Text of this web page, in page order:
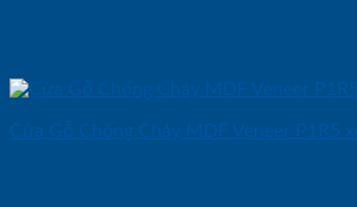
Cửa Gỗ Chống Cháy MDF Veneer P1R5